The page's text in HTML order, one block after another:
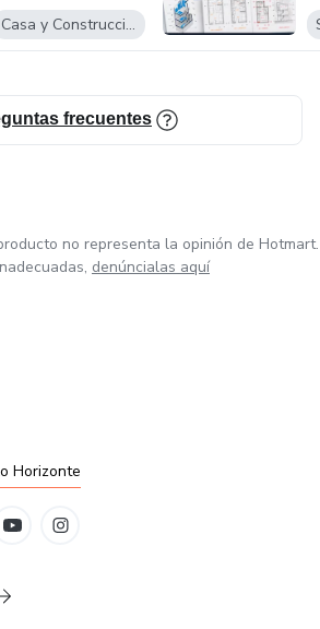
Casa y Construcción
frecuentes
no representa la opinión de Hotmart.
denúncialas aquí
Horizonte